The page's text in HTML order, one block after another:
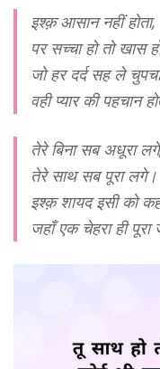
इश्क़ आसान नहीं होता,
पर सच्चा हो तो खास
जो हर दर्द सह ले
वही प्यार की पहचान
तेरे बिना सब अधूरा
तेरे साथ सब पूरा लगे।
इश्क़ शायद इसी को
जहाँ एक चेहरा ही